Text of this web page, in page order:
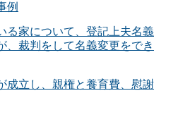
例
る家について、登記上夫名義
、裁判をして名義変更をでき
成立し、親権と養育費、慰謝